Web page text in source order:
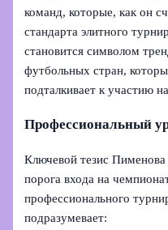
команд, которые, как он
стандарта элитного
становится символом
футбольных стран,
подталкивает к участию
Профессиональный
Ключевой тезис Пименова
порога входа на
профессионального
подразумевает: